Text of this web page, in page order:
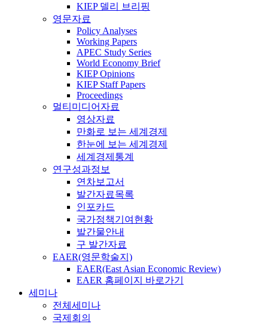
KIEP 델리 브리핑
영문자료
Policy Analyses
Working Papers
APEC Study Series
World Economy Brief
KIEP Opinions
KIEP Staff Papers
Proceedings
멀티미디어자료
영상자료
만화로 보는 세계경제
한눈에 보는 세계경제
세계경제통계
연구성과정보
연차보고서
발간자료목록
인포카드
국가정책기여현황
발간물안내
구 발간자료
EAER(영문학술지)
EAER(East Asian Economic Review)
EAER 홈페이지 바로가기
세미나
전체세미나
국제회의